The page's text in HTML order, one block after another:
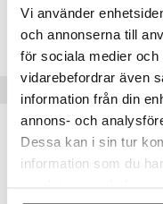
Vi använder
och annonserna till
för sociala medier
vidarebefordrar även
information från din
annons- och
Dessa kan i sin tur
information som du
Tuotenumero
FBCB0-Y9-75
uutuus